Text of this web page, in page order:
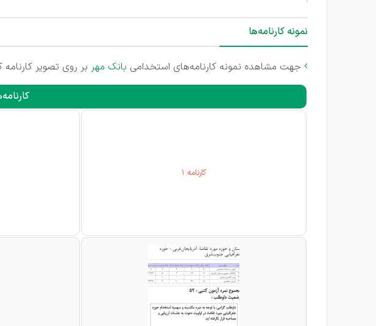
نمونه کارنامه‌ها
 جهت مشاهده نمونه کارنامه‌های استخدامی بانک مهر بر روی تصویر
کارنامه 1